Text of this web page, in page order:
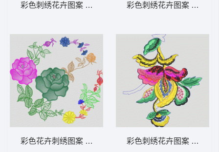
彩色刺绣花卉图案 靓花
彩色花卉刺绣图案 靓花
彩色刺绣花卉图案 靓花
彩色刺绣花卉图案 靓花